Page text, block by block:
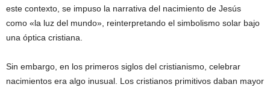
este contexto, se impuso la narrativa del nacimiento de Jesús
como «la luz del mundo», reinterpretando el simbolismo solar bajo
una óptica cristiana.
Sin embargo, en los primeros siglos del cristianismo, celebrar
nacimientos era algo inusual. Los cristianos primitivos daban mayor